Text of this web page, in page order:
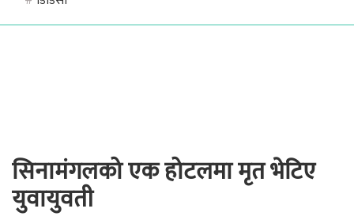
सिनामंगलको एक होटलमा मृत भेटिए
युवायुवती